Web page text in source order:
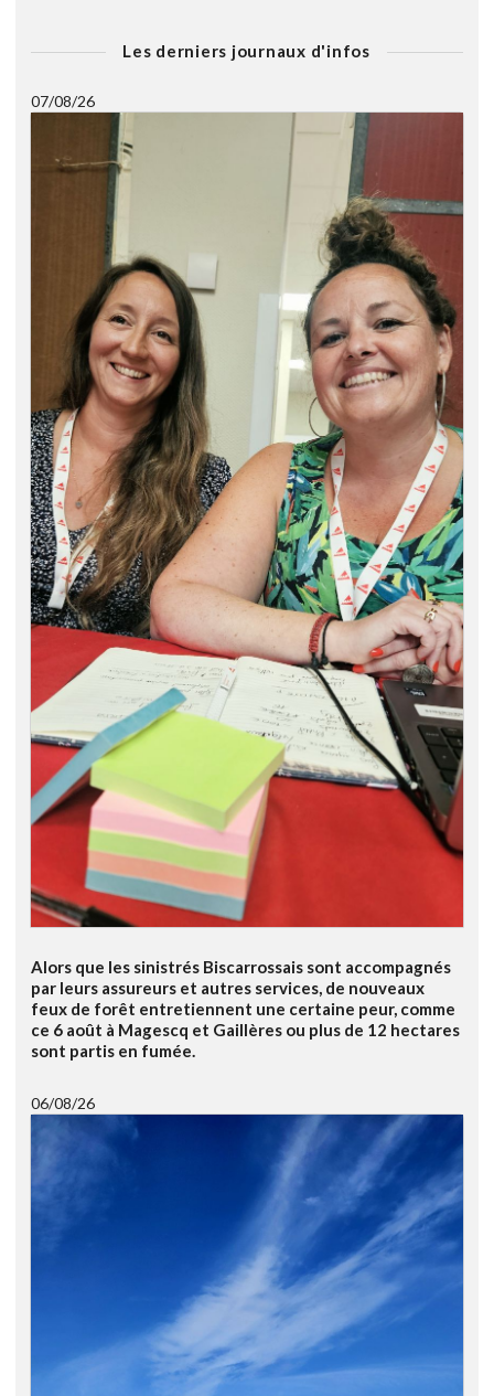
Les derniers journaux d'infos
07/08/26
Alors que les sinistrés Biscarrossais sont accompagnés
par leurs assureurs et autres services, de nouveaux
feux de forêt entretiennent une certaine peur, comme
ce 6 août à Magescq et Gaillères ou plus de 12 hectares
sont partis en fumée.
06/08/26